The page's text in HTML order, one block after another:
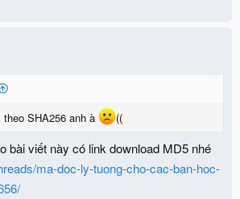
SHA256 anh à
((
bài viết này có link download MD5 nhé
ma-doc-ly-tuong-cho-cac-ban-hoc-